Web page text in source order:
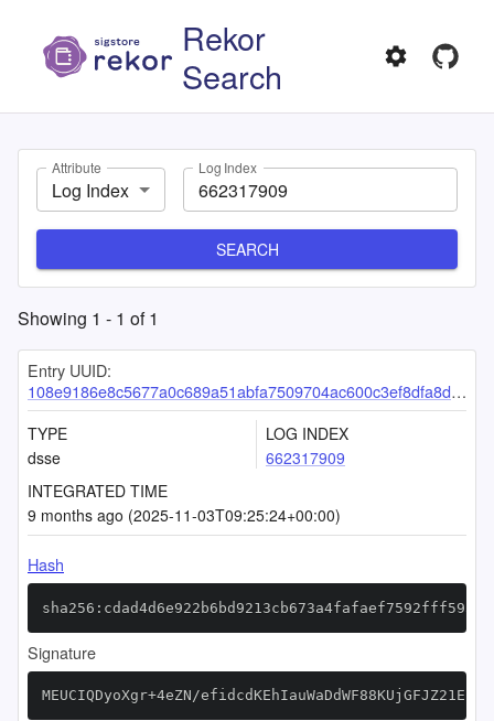
Rekor
Search
Attribute
Log Index
Log Index
SEARCH
Showing 1 - 1 of1
Entry UUID:
108e9186e8c5677a0c689a51abfa7509704ac600c3ef8dfa8d452116b26f33e982e4f429643c555f
TYPE
dsse
LOG INDEX
662317909
INTEGRATED TIME
9 months ago (2025-11-03T09:25:24+00:00)
Hash
Signature
MEUCIQDyoXgr+4eZN/